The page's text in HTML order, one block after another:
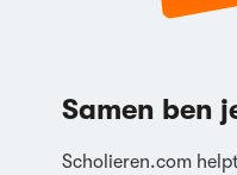
Samen ben
Scholieren.com